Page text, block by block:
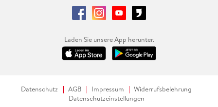
Laden Sie unsere App herunter.
Datenschutz AGB Impressum
Widerrufsbelehrung
Datenschutzeinstellungen